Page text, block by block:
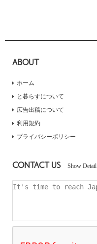
ABOUT
ホーム
と暮らすについて
広告出稿について
利用規約
プライバシーポリシー
CONTACT US Show Detail